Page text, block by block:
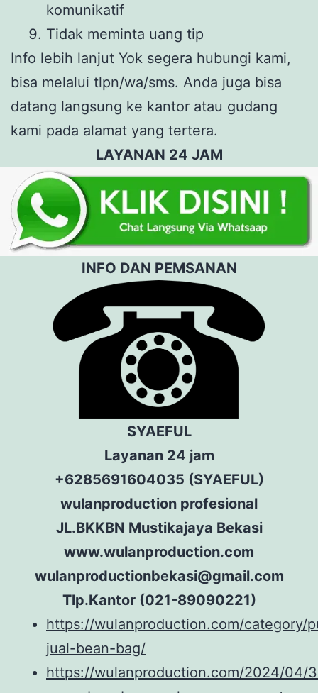
komunikatif
Tidak meminta uang tip
Info lebih lanjut Yok segera hubungi kami,
bisa melalui tlpn/wa/sms. Anda juga bisa
datang langsung ke kantor atau gudang
kami pada alamat yang tertera.
LAYANAN 24 JAM
INFO DAN PEMSANAN
SYAEFUL
Layanan 24 jam
+6285691604035 (SYAEFUL)
wulanproduction profesional
JL.BKKBN Mustikajaya Bekasi
www.wulanproduction.com
wulanproductionbekasi@gmail.com
Tlp.Kantor (021-89090221)
https://wulanproduction.com/category/
jual-bean-bag/
https://wulanproduction.com/2024/04/